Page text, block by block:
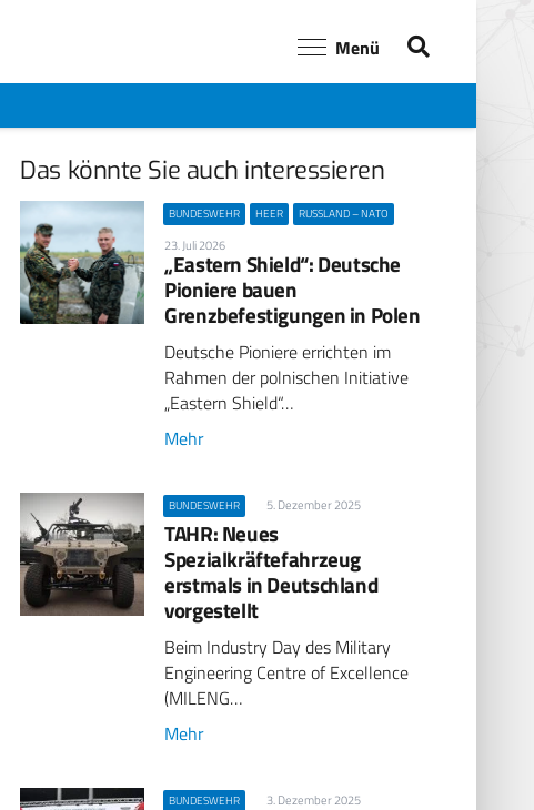
Menü
Das könnte Sie auch interessieren
BUNDESWEHR HEER RUSSLAND – NATO
23. Juli 2026
„Eastern Shield“: Deutsche
Pioniere bauen
Grenzbefestigungen in Polen
Deutsche Pioniere errichten im
Rahmen der polnischen Initiative
„Eastern Shield“…
Mehr
BUNDESWEHR 5. Dezember 2025
TAHR: Neues
Spezialkräftefahrzeug
erstmals in Deutschland
vorgestellt
Beim Industry Day des Military
Engineering Centre of Excellence
(MILENG…
Mehr
BUNDESWEHR 3. Dezember 2025